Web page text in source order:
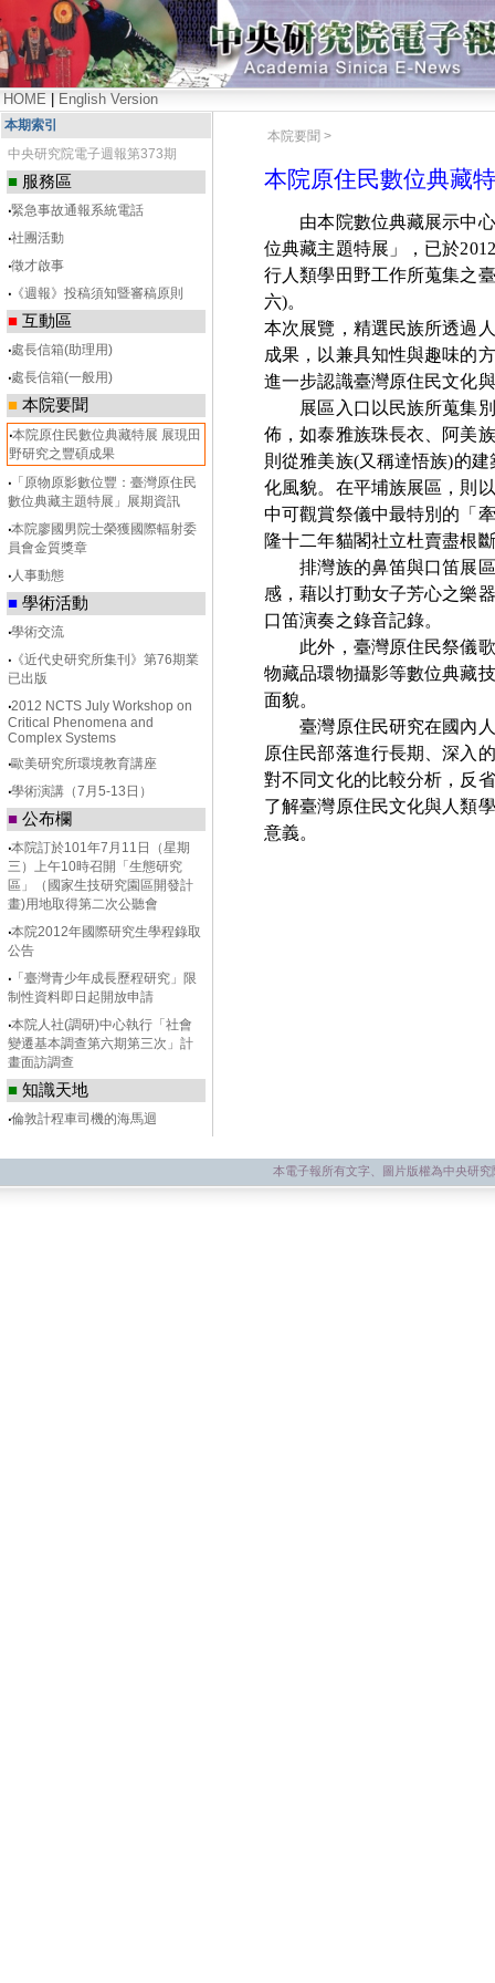
HOME English Version
本期索引
中央研究院電子週報第373期
■ 服務區
‧緊急事故通報系統電話
‧社團活動
‧徵才啟事
‧ 《週報》投稿須知暨審稿原則
■ 互動區
‧處長信箱(助理用)
‧處長信箱(一般用)
■ 本院要聞
‧本院原住民數位典藏特展 展現田
野研究之豐碩成果
‧ 「原物原影數位豐：臺灣原住民
數位典藏主題特展」展期資訊
‧本院廖國男院士榮獲國際輻射委
員會金質獎章
‧人事動態
■ 學術活動
‧學術交流
‧ 《近代史研究所集刊》第76期業
已出版
‧2012 NCTS July Workshop on
Critical Phenomena and
Complex Systems
‧歐美研究所環境教育講座
‧學術演講（7月5-13日）
■ 公布欄
‧本院訂於101年7月11日（星期
三）上午10時召開「生態研究
區」（國家生技研究園區開發計
畫)用地取得第二次公聽會
‧本院2012年國際研究生學程錄取
公告
‧ 「臺灣青少年成長歷程研究」限
制性資料即日起開放申請
‧本院人社(調研)中心執行「社會
變遷基本調查第六期第三次」計
畫面訪調查
■ 知識天地
‧倫敦計程車司機的海馬迴
本院要聞 >
本院原住民數位典藏
由本院數位典藏展示中心
位典藏主題特展」，已於
行人類學田野工作所蒐集之
六)。
本次展覽，精選民族所透過
成果，以兼具知性與趣味的
進一步認識臺灣原住民文化
展區入口以民族所蒐集別
佈，如泰雅族珠長衣、阿美
則從雅美族(又稱達悟族)的建
化風貌。在平埔族展區，則
中可觀賞祭儀中最特別的「
隆十二年貓閣社立杜賣盡根
排灣族的鼻笛與口笛展區
感，藉以打動女子芳心之樂
口笛演奏之錄音記錄。
此外，臺灣原住民祭儀歌
物藏品環物攝影等數位典藏
面貌。
臺灣原住民研究在國內人
原住民部落進行長期、深入
對不同文化的比較分析，反
了解臺灣原住民文化與人類
意義。
本電子報所有文字、圖片版權為中央研